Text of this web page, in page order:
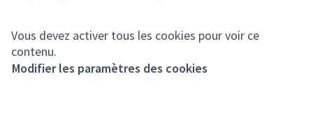
Vous devez activer tous les cookies pour voir ce
contenu.
Modifier les paramètres des cookies